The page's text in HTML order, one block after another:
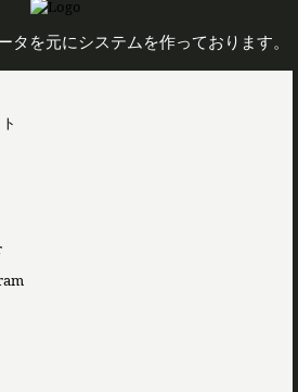
タを元にシステムを作っております。